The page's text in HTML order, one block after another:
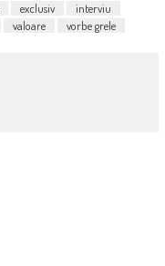
exclusiv
interviu
valoare vorbe grele